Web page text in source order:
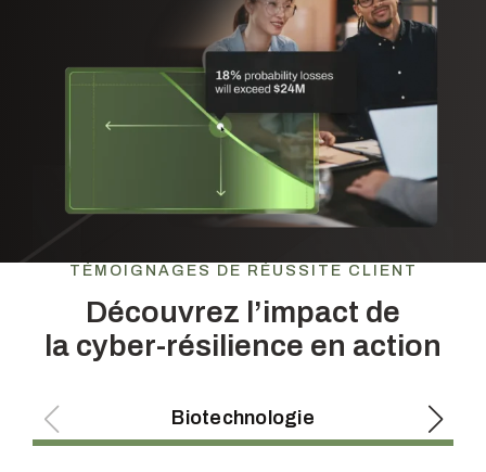
TÉMOIGNAGES DE RÉUSSITE CLIENT
Découvrez l’impact de
la cyber-résilience en action
Biotechnologie